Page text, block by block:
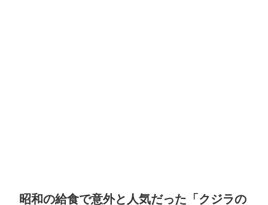
昭和の給食で意外と人気だった「クジラの